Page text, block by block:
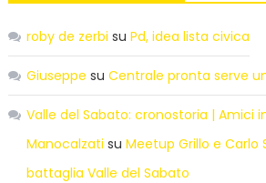
roby de zerbi su Pd, idea lista civica
Giuseppe su Centrale pronta serve
Valle del Sabato: cronostoria | Amici
Manocalzati su Meetup Grillo e Carlo
battaglia Valle del Sabato